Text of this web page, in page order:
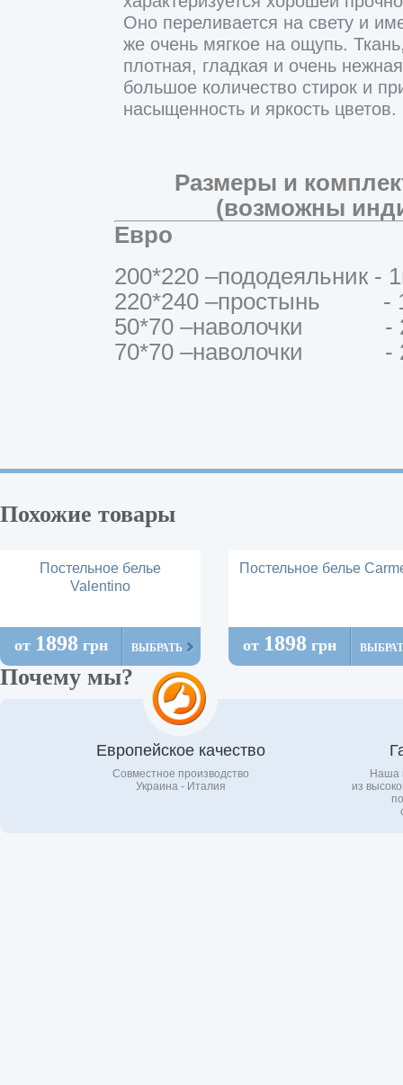
Оно переливается на свету и
же очень мягкое на ощупь.
плотная, гладкая и очень
большое количество стирок и
насыщенность и яркость цветов.
Размеры и
(возможны
Евро
200*220 –пододеяльник -
220*240 –простынь -
50*70 –наволочки -
70*70 –наволочки -
Похожие товары
Постельное белье
Valentino
от 1898 грн ВЫБРАТЬ
Постельное белье
от 1898 грн
Почему мы?
Европейское качество
Совместное производство
Украина - Италия
Наша
из